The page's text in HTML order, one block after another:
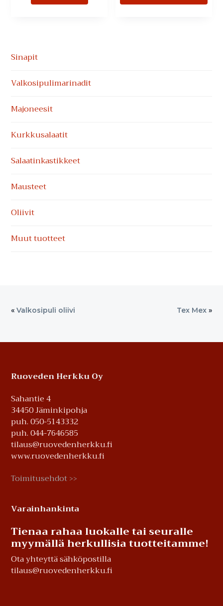
Ensisijainen
sivupalkki
Sinapit
Valkosipuli­marinadit
Majoneesit
Kurkkusalaatit
Salaatinkastikkeet
Mausteet
Oliivit
Muut tuotteet
«Valkosipuli oliivi Tex Mex»
Footer
Ruoveden Herkku Oy
Sahantie 4
34450 Jäminkipohja
puh. 050-5143332
puh. 044-7646585
tilaus@ruovedenherkku.fi
www.ruovedenherkku.fi
Toimitusehdot >>
Varainhankinta
Tienaa rahaa luokalle tai seuralle
myymällä herkullisia tuotteitamme!
Ota yhteyttä sähköpostilla
tilaus@ruovedenherkku.fi